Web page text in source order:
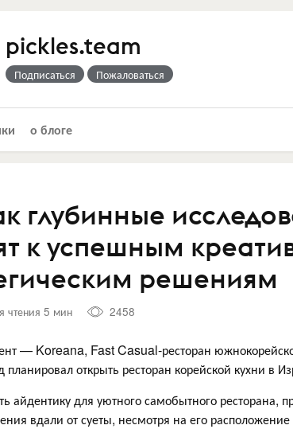
pickles.team
Подписаться Пожаловаться
о блоге
глубинные
к успешным
решениям
чтения 5 мин 2458
— Koreana, Fast Casual-ресторан
открыть ресторан корейской кухни в
айдентику для уютного самобытного ресторана,
вдали от суеты, несмотря на его